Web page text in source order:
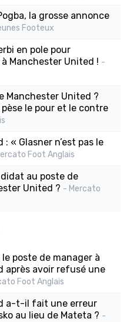
la grosse annonce
Footeux
en pole pour
Manchester United ! -
Manchester United ?
le pour et le contre
« Glasner n’est pas le
Foot Anglais
au poste de
United ? - Mercato
poste de manager à
après avoir refusé une
Foot Anglais
a-t-il fait une erreur
au lieu de Mateta ? -